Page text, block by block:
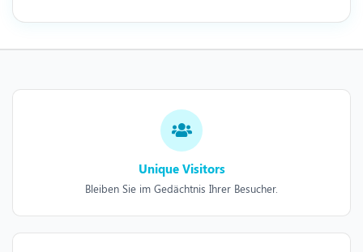
Unique Visitors
Bleiben Sie im Gedächtnis Ihrer Besucher.